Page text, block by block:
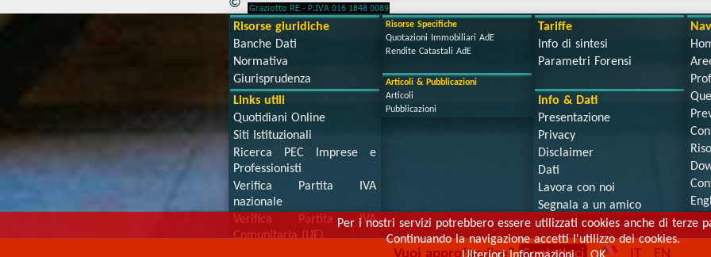
©
Risorse giuridiche
Banche Dati
Normativa
Giurisprudenza
Links utili
Quotidiani Online
Siti Istituzionali
Ricerca PEC Imprese e
Professionisti
Verifica Partita IVA
nazionale
Verifica Partita IVA
Comunitaria (UE)
Risorse Specifiche
Quotazioni Immobiliari AdE
Rendite Catastali AdE
Articoli & Pubblicazioni
Articoli
Pubblicazioni
Tariffe
Info di sintesi
Parametri Forensi
Info & Dati
Presentazione
Privacy
Disclaimer
Dati
Lavora con noi
Segnala a un amico
Per i nostri servizi potrebbero essere utilizzati cookies anche di terze
Continuando la navigazione accetti l'utilizzo dei cookies.